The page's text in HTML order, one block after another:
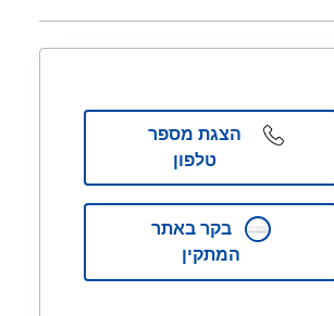
הצגת מספר
טלפון
בקר באתר
המתקין